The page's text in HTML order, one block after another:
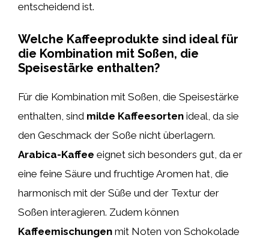
entscheidend ist.
Welche Kaffeeprodukte sind ideal für
die Kombination mit Soßen, die
Speisestärke enthalten?
Für die Kombination mit Soßen, die Speisestärke
enthalten, sind milde Kaffeesorten ideal, da sie
den Geschmack der Soße nicht überlagern.
Arabica-Kaffee eignet sich besonders gut, da er
eine feine Säure und fruchtige Aromen hat, die
harmonisch mit der Süße und der Textur der
Soßen interagieren. Zudem können
Kaffeemischungen mit Noten von Schokolade